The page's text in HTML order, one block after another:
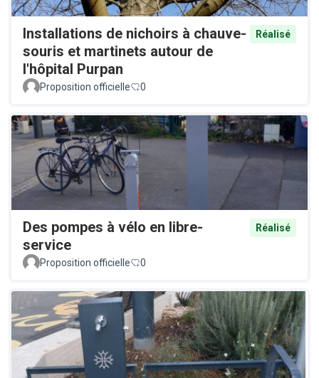
Installations de nichoirs à chauve-
souris et martinets autour de
l'hôpital Purpan
Réalisé
Proposition officielle 0
Des pompes à vélo en libre-
service
Réalisé
Proposition officielle 0